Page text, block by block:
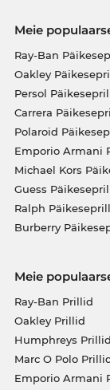
Meie
Ray-Ban
Oakley
Persol
Carrera
Polaroid
Emporio Armani
Michael Kors
Guess
Ralph
Burberry
Meie
Ray-Ban Prillid
Oakley Prillid
Humphreys Prillid
Marc O Polo
Emporio Armani